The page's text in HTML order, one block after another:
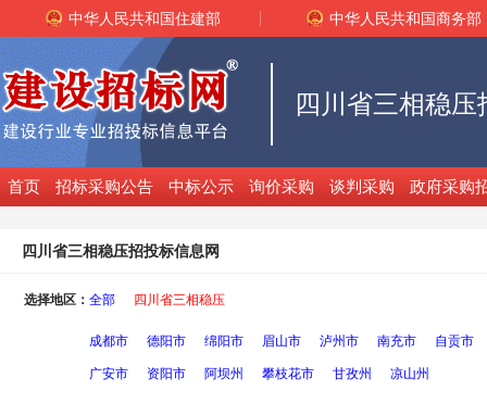
中华人民共和国住建部 中华人民共和国商务部
四川省三相稳
首页 招标采购公告 中标公示 询价采购 谈判采购 政府采购
四川省三相稳压招投标信息网
选择地区： 全部 四川省三相稳压
成都市 德阳市 绵阳市 眉山市 泸州市 南充市 自贡市
广安市 资阳市 阿坝州 攀枝花市 甘孜州 凉山州